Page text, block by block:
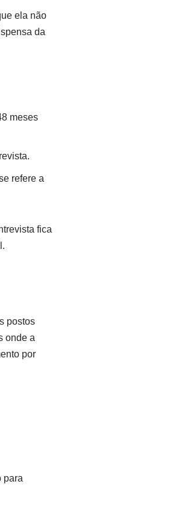
ela não
da
meses
refere a
fica
postos
onde a
por
para